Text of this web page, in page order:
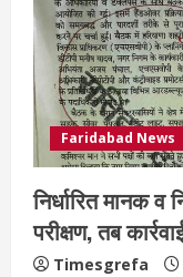
Faridabad News
निर्धारित मानक व
परीक्षण, तब
Timesgrefa